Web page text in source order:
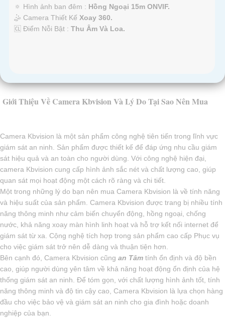
🔅 Hình ảnh ban đêm : Hồng Ngoại 15m ONVIF.
🤹 Camera Thiết Kế Xoay 360.
️🆑 Điểm Nỗi Bật : Thu Âm Và Loa.
Giới Thiệu Về Camera Kbvision Và Lý Do Tại Sao Nên Mua
Camera Kbvision là một sản phẩm công nghệ tiên tiến trong lĩnh vực
giám sát an ninh. Sản phẩm được thiết kế để đáp ứng nhu cầu giám
sát hiệu quả và an toàn cho người dùng. Với công nghệ hiện đại,
camera Kbvision cung cấp hình ảnh sắc nét và chất lượng cao, giúp
quan sát mọi hoạt động một cách rõ ràng và chi tiết.
Một trong những lý do bạn nên mua Camera Kbvision là về tính năng
và hiệu suất của sản phẩm. Camera Kbvision được trang bị nhiều tính
năng thông minh như cảm biến chuyển động, hồng ngoại, chống
nước, khả năng xoay màn hình linh hoạt và hỗ trợ kết nối internet để
giám sát từ xa. Cộng nghệ tích hợp trong sản phẩm cao cấp Phục vụ
cho việc giám sát trở nên dễ dàng và thuận tiện hơn.
Bên cạnh đó, Camera Kbvision cũng an Tâm tính ổn định và độ bền
cao, giúp người dùng yên tâm về khả năng hoạt động ổn định của hệ
thống giám sát an ninh. Để tóm gọn, với chất lượng hình ảnh tốt, tính
năng thông minh và độ tin cậy cao, Camera Kbvision là lựa chọn hàng
đầu cho việc bảo vệ và giám sát an ninh cho gia đình hoặc doanh
nghiệp của bạn.